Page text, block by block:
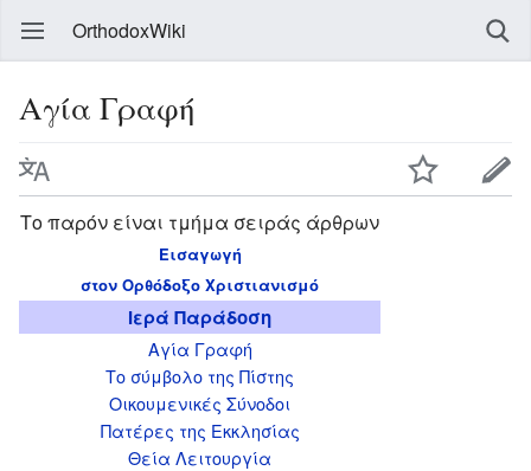
OrthodoxWiki
Αγία Γραφή
Το παρόν είναι τμήμα σειράς άρθρων
Εισαγωγή
στον Ορθόδοξο Χριστιανισμό
Ιερά Παράδοση
Αγία Γραφή
Το σύμβολο της Πίστης
Οικουμενικές Σύνοδοι
Πατέρες της Εκκλησίας
Θεία Λειτουργία